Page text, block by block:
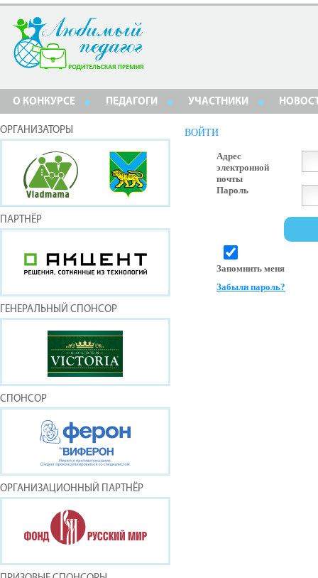
О КОНКУРСЕ ПЕДАГОГИ УЧАСТНИКИ
ОРГАНИЗАТОРЫ
ПАРТНЁР
ГЕНЕРАЛЬНЫЙ СПОНСОР
СПОНСОР
ОРГАНИЗАЦИОННЫЙ ПАРТНЁР
ВОЙТИ
Адрес
электронной
почты
Пароль
Запомнить меня
Забыли пароль?